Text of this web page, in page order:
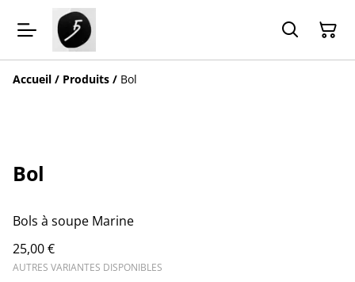
Accueil / Produits / Bol
Bol
Bols à soupe Marine
25,00 €
AUTRES VARIANTES DISPONIBLES